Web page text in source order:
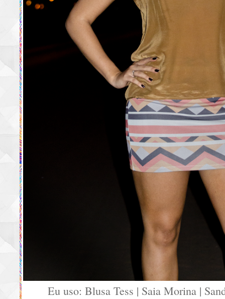
Eu uso: Blusa Tess | Saia Morina |